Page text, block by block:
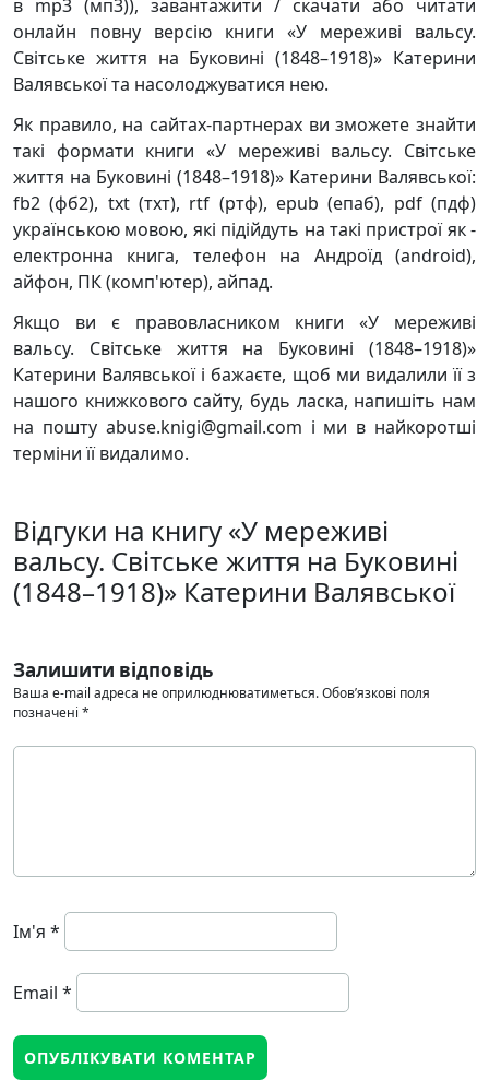
в mp3 (мп3)), завантажити / скачати або читати
онлайн повну версію книги «У мереживі вальсу.
Світське життя на Буковині (1848–1918)» Катерини
Валявської та насолоджуватися нею.
Як правило, на сайтах-партнерах ви зможете знайти
такі формати книги «У мереживі вальсу. Світське
життя на Буковині (1848–1918)» Катерини Валявської:
fb2 (фб2), txt (тхт), rtf (ртф), epub (епаб), pdf (пдф)
українською мовою, які підійдуть на такі пристрої як -
електронна книга, телефон на Андроїд (android),
айфон, ПК (комп'ютер), айпад.
Якщо ви є правовласником книги «У мереживі
вальсу. Світське життя на Буковині (1848–1918)»
Катерини Валявської і бажаєте, щоб ми видалили її з
нашого книжкового сайту, будь ласка, напишіть нам
на пошту abuse.knigi@gmail.com і ми в найкоротші
терміни її видалимо.
Відгуки на книгу «У мереживі
вальсу. Світське життя на Буковині
(1848–1918)» Катерини Валявської
Залишити відповідь
Ваша e-mail адреса не оприлюднюватиметься.Обов’язкові поля
позначені *
Ім'я *
Email *